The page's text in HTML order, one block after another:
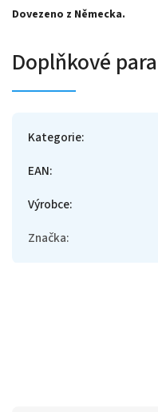
Dovezeno z Německa.
Doplňkové
Kategorie:
EAN:
Výrobce:
Značka: